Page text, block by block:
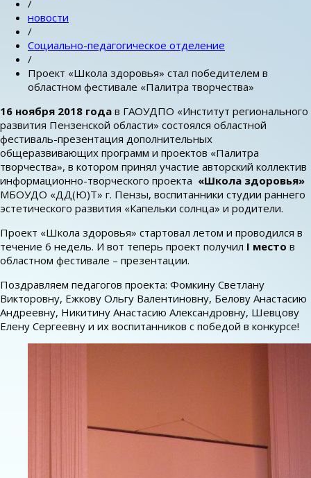
/
новости
/
Социально-педагогическое отделение
/
Проект «Школа здоровья» стал победителем в
областном фестивале «Палитра творчества»
16 ноября 2018 года в ГАОУДПО «Институт регионального
развития Пензенской области» состоялся областной
фестиваль-презентация дополнительных
общеразвивающих программ и проектов «Палитра
творчества», в котором принял участие авторский коллектив
информационно-творческого проекта «Школа здоровья»
МБОУДО «ДД(Ю)Т» г. Пензы, воспитанники студии раннего
эстетического развития «Капельки солнца» и родители.
Проект «Школа здоровья» стартовал летом и проводился в
течение 6 недель. И вот теперь проект получил I место в
областном фестивале – презентации.
Поздравляем педагогов проекта: Фомкину Светлану
Викторовну, Ежкову Ольгу Валентиновну, Белову Анастасию
Андреевну, Никитину Анастасию Александровну, Шевцову
Елену Сергеевну и их воспитанников с победой в конкурсе!